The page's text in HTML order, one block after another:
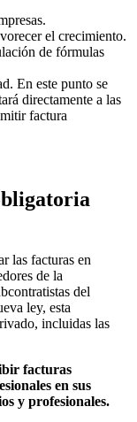
el crecimiento.
de fórmulas
En este punto se
directamente a las
factura
las facturas en
de la
del
ley, esta
incluidas las
facturas
en sus
y profesionales.